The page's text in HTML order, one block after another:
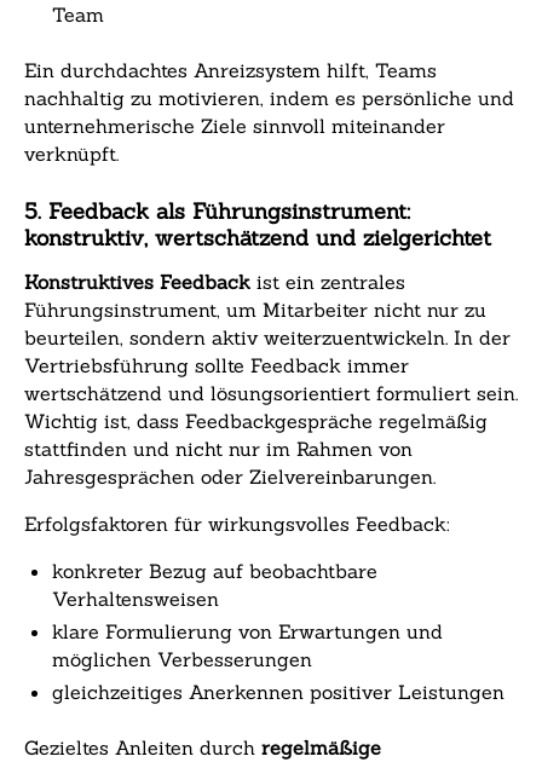
Team
Ein durchdachtes Anreizsystem hilft, Teams
nachhaltig zu motivieren, indem es persönliche und
unternehmerische Ziele sinnvoll miteinander
verknüpft.
5. Feedback als Führungsinstrument:
konstruktiv, wertschätzend und zielgerichtet
Konstruktives Feedbackist ein zentrales
Führungsinstrument, um Mitarbeiter nicht nur zu
beurteilen, sondern aktiv weiterzuentwickeln. In der
Vertriebsführung sollte Feedback immer
wertschätzend und lösungsorientiert formuliert sein.
Wichtig ist, dass Feedbackgespräche regelmäßig
stattfinden und nicht nur im Rahmen von
Jahresgesprächen oder Zielvereinbarungen.
Erfolgsfaktoren für wirkungsvolles Feedback:
konkreter Bezug auf beobachtbare
Verhaltensweisen
klare Formulierung von Erwartungen und
möglichen Verbesserungen
gleichzeitiges Anerkennen positiver Leistungen
Gezieltes Anleiten durch regelmäßige